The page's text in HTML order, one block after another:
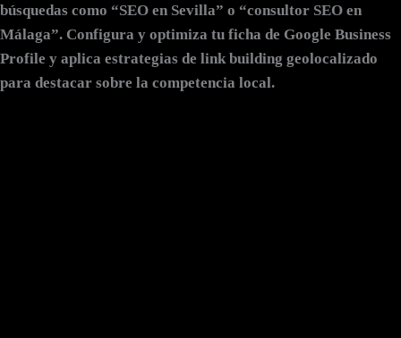
búsquedas como “SEO en Sevilla” o “consultor SEO en
Málaga”. Configura y optimiza tu ficha de Google Business
Profile y aplica estrategias de link building geolocalizado
para destacar sobre la competencia local.